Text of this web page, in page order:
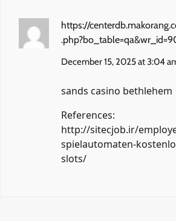
https://
December 15, 2025 at 3:04
sands casino bethlehem
References:
http://sitecjob.ir/
spielautomaten-
slots/